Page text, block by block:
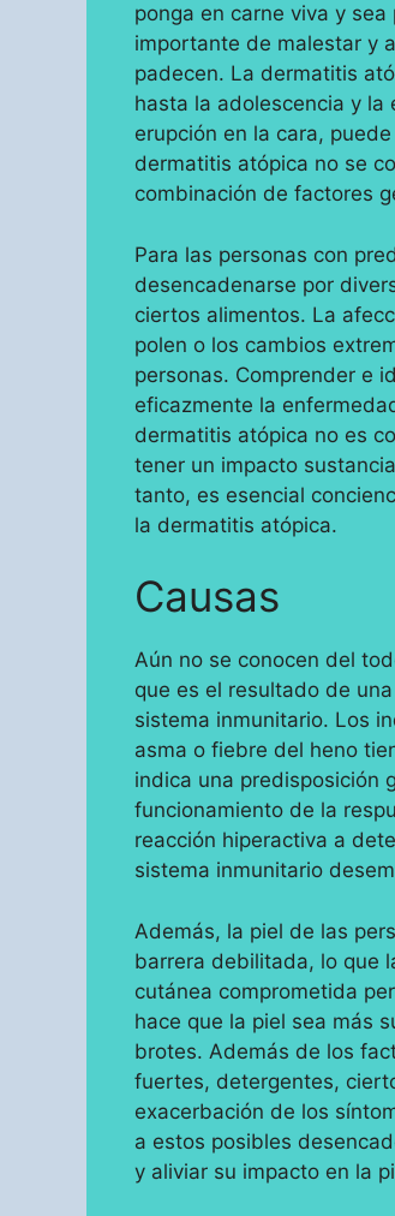
ponga en carne viva y
importante de malestar y
padecen. La dermatitis
hasta la adolescencia y la
erupción en la cara,
dermatitis atópica no se
combinación de factores
Para las personas con
desencadenarse por
ciertos alimentos. La
polen o los cambios
personas. Comprender e
eficazmente la
dermatitis atópica no es
tener un impacto
tanto, es esencial
la dermatitis atópica.
Causas
Aún no se conocen del
que es el resultado de
sistema inmunitario. Los
asma o fiebre del heno
indica una predisposición
funcionamiento de la
reacción hiperactiva a
sistema inmunitario
Además, la piel de las
barrera debilitada, lo que
cutánea comprometida
hace que la piel sea más
brotes. Además de los
fuertes, detergentes,
exacerbación de los
a estos posibles
y aliviar su impacto en la